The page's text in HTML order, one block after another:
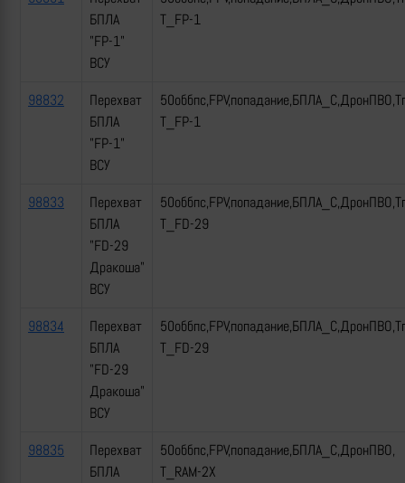
БПЛА
"FP-1"
ВСУ
Т_FP-1
98832
Перехват
БПЛА
"FP-1"
ВСУ
Т_FP-1
98833
Перехват
БПЛА
"FD-29
Дракоша"
ВСУ
Т_FD-29
98834
Перехват
БПЛА
"FD-29
Дракоша"
ВСУ
Т_FD-29
98835
Перехват
БПЛА
50оббпс,FPV,попадание,БПЛА_С,ДронПВО,
Т_RAM-2X